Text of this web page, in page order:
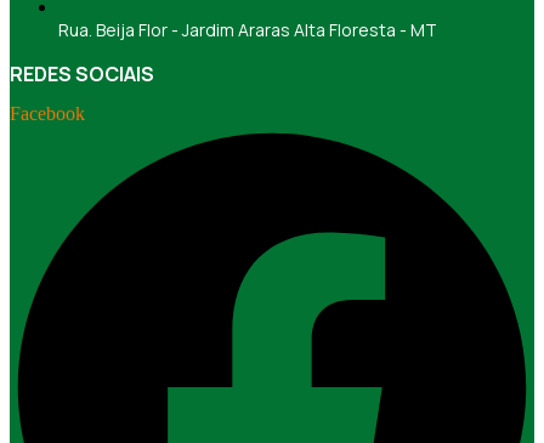
Rua. Beija Flor - Jardim Araras Alta Floresta - MT
REDES SOCIAIS
Facebook